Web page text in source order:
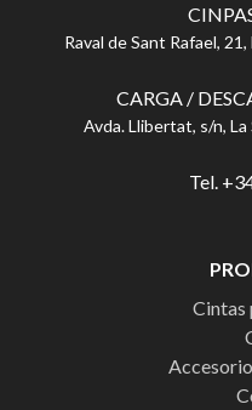
Raval de Sant Rafael,
CARGA /
Avda. Llibertat, s/n,
Tel.
Cintas